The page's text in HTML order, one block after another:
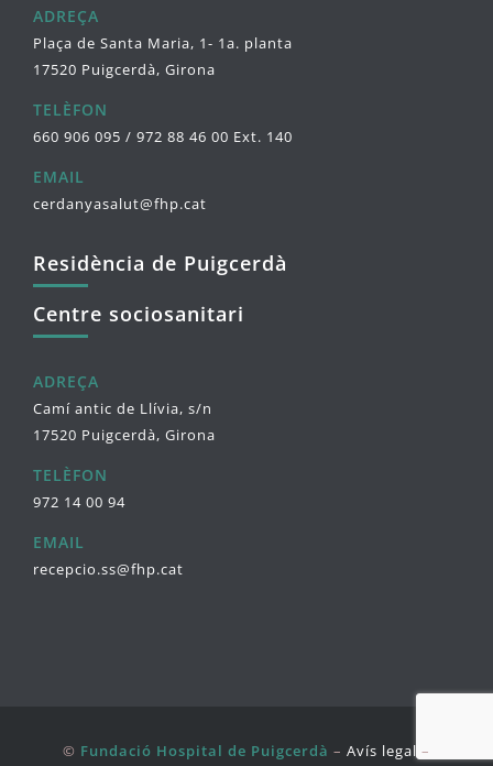
ADREÇA
Plaça de Santa Maria, 1- 1a. planta
17520 Puigcerdà, Girona
TELÈFON
660 906 095 / 972 88 46 00 Ext. 140
EMAIL
cerdanyasalut@fhp.cat
Residència de Puigcerdà
Centre sociosanitari
ADREÇA
Camí antic de Llívia, s/n
17520 Puigcerdà, Girona
TELÈFON
972 14 00 94
EMAIL
recepcio.ss@fhp.cat
© Fundació Hospital de Puigcerdà – Avís legal –